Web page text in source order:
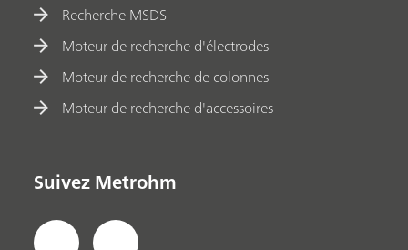
Recherche MSDS
Moteur de recherche d'électrodes
Moteur de recherche de colonnes
Moteur de recherche d'accessoires
Suivez Metrohm